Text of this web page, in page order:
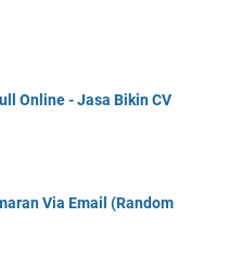
Online - Jasa Bikin CV
Via Email (Random